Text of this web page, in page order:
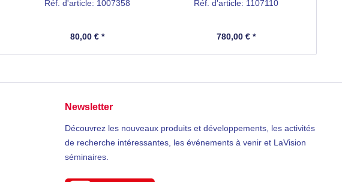
Réf. d'article: 1007358
80,00 € *
Réf. d'article: 1107110
780,00 € *
Newsletter
Découvrez les nouveaux produits et développements, les activités
de recherche intéressantes, les événements à venir et LaVision
séminaires.